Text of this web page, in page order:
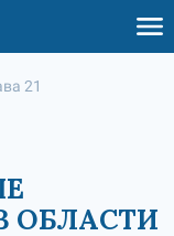
21
ОБЛАСТИ